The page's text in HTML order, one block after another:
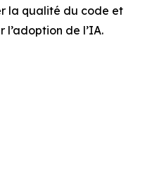
la qualité du code et
de l’IA.